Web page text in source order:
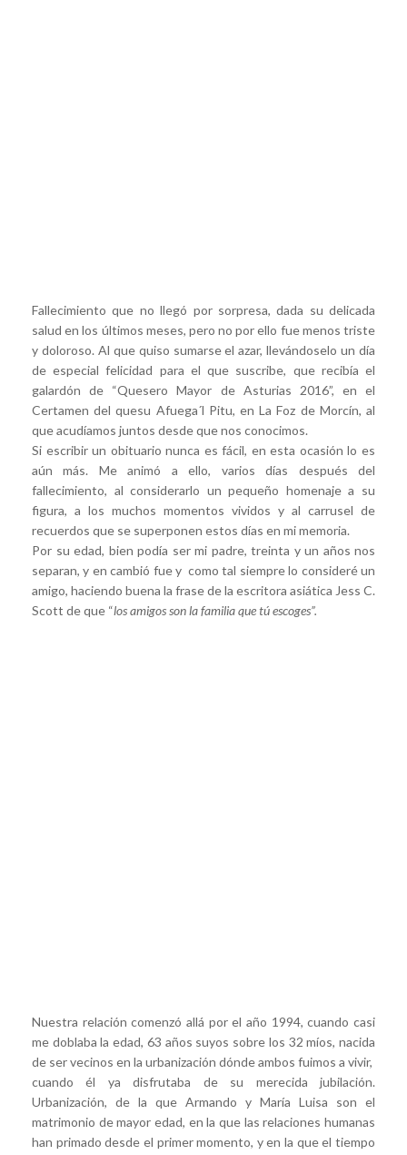
Fallecimiento que no llegó por sorpresa, dada su delicada
salud en los últimos meses, pero no por ello fue menos triste
y doloroso. Al que quiso sumarse el azar, llevándoselo un día
de especial felicidad para el que suscribe, que recibía el
galardón de “Quesero Mayor de Asturias 2016”, en el
Certamen del quesu Afuega´l Pitu, en La Foz de Morcín, al
que acudíamos juntos desde que nos conocimos.
Si escribir un obituario nunca es fácil, en esta ocasión lo es
aún más. Me animó a ello, varios días después del
fallecimiento, al considerarlo un pequeño homenaje a su
figura, a los muchos momentos vividos y al carrusel de
recuerdos que se superponen estos días en mi memoria.
Por su edad, bien podía ser mi padre, treinta y un años nos
separan, y en cambió fue y como tal siempre lo consideré un
amigo, haciendo buena la frase de la escritora asiática Jess C.
Scott de que “los amigos son la familia que tú escoges”.
Nuestra relación comenzó allá por el año 1994, cuando casi
me doblaba la edad, 63 años suyos sobre los 32 míos, nacida
de ser vecinos en la urbanización dónde ambos fuimos a vivir,
cuando él ya disfrutaba de su merecida jubilación.
Urbanización, de la que Armando y María Luisa son el
matrimonio de mayor edad, en la que las relaciones humanas
han primado desde el primer momento, y en la que el tiempo